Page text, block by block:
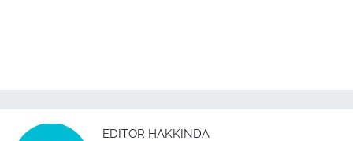
EDITÖR HAKKINDA